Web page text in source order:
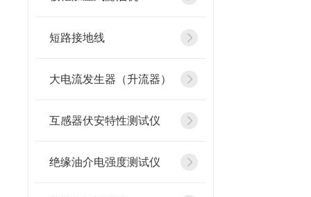
短路接地线
大电流发生器（升流器）
互感器伏安特性测试仪
绝缘油介电强度测试仪